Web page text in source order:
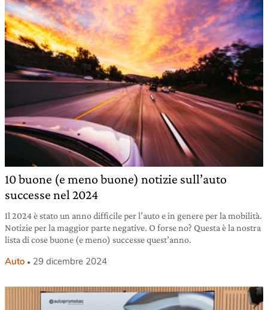
10 buone (e meno buone) notizie sull’auto
successe nel 2024
Il 2024 è stato un anno difficile per l’auto e in genere per la mobilità.
Notizie per la maggior parte negative. O forse no? Questa è la nostra
lista di cose buone (e meno) successe quest’anno.
Auto 29 dicembre 2024